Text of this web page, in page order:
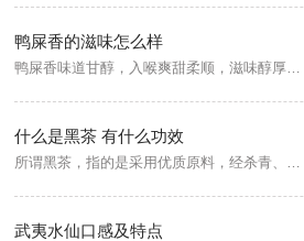
鸭屎香的滋味怎么样
什么是黑茶 有什么功效
武夷水仙口感及特点